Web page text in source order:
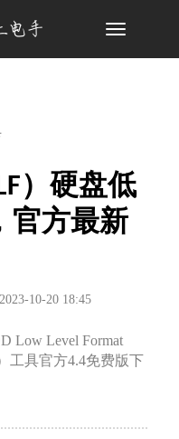
Toggle
）硬盘低
官方最新
2023-10-20 18:45
Low Level Format
工具官方4.4免费版下